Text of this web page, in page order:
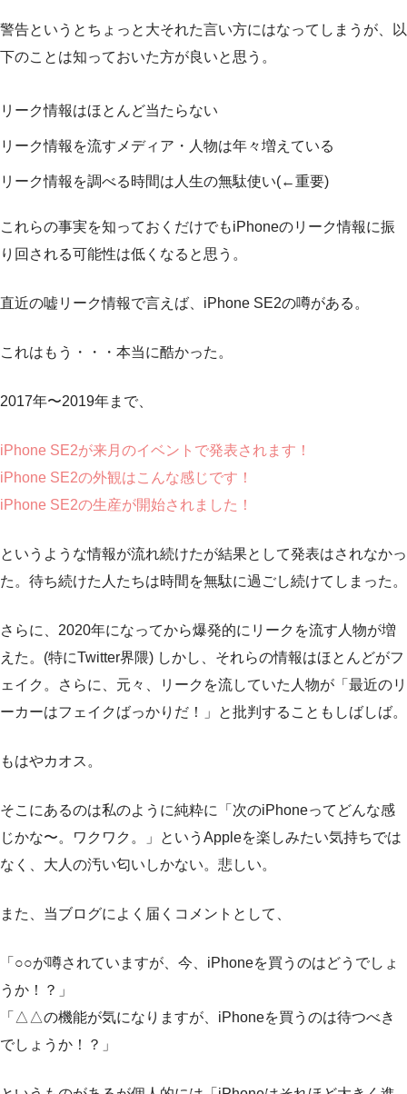
警告というとちょっと大それた言い方にはなってしまうが、以
下のことは知っておいた方が良いと思う。
リーク情報はほとんど当たらない
リーク情報を流すメディア・人物は年々増えている
リーク情報を調べる時間は人生の無駄使い(←重要)
これらの事実を知っておくだけでもiPhoneのリーク情報に振
り回される可能性は低くなると思う。
直近の嘘リーク情報で言えば、iPhone SE2の噂がある。
これはもう・・・本当に酷かった。
2017年〜2019年まで、
iPhone SE2が来月のイベントで発表されます！
iPhone SE2の外観はこんな感じです！
iPhone SE2の生産が開始されました！
というような情報が流れ続けたが結果として発表はされなかっ
た。待ち続けた人たちは時間を無駄に過ごし続けてしまった。
さらに、2020年になってから爆発的にリークを流す人物が増
えた。(特にTwitter界隈) しかし、それらの情報はほとんどがフ
ェイク。さらに、元々、リークを流していた人物が「最近のリ
ーカーはフェイクばっかりだ！」と批判することもしばしば。
もはやカオス。
そこにあるのは私のように純粋に「次のiPhoneってどんな感
じかな〜。ワクワク。」というAppleを楽しみたい気持ちでは
なく、大人の汚い匂いしかない。悲しい。
また、当ブログによく届くコメントとして、
「○○が噂されていますが、今、iPhoneを買うのはどうでしょ
うか！？」
「△△の機能が気になりますが、iPhoneを買うのは待つべき
でしょうか！？」